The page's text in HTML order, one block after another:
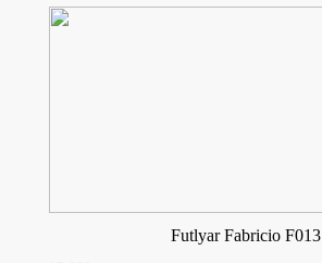
Futlyar Fabricio F013